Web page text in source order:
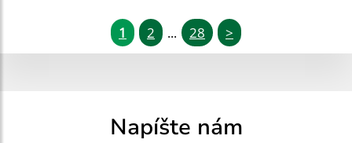
1 2 ... 28 >
Napíšte nám